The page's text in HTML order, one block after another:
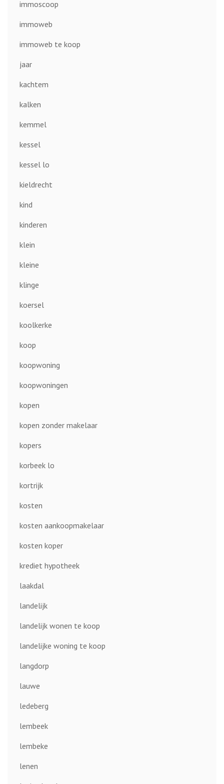
immoscoop
immoweb
immoweb te koop
jaar
kachtem
kalken
kemmel
kessel
kessel lo
kieldrecht
kind
kinderen
klein
kleine
klinge
koersel
koolkerke
koop
koopwoning
koopwoningen
kopen
kopen zonder makelaar
kopers
korbeek lo
kortrijk
kosten
kosten aankoopmakelaar
kosten koper
krediet hypotheek
laakdal
landelijk
landelijk wonen te koop
landelijke woning te koop
langdorp
lauwe
ledeberg
lembeek
lembeke
lenen